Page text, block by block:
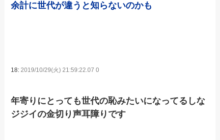
余計に世代が違うと知らないのかも
18:2019/10/29(火) 21:59:22.07 0
年寄りにとっても世代の恥みたいになってるしな
ジジイの金切り声耳障りです